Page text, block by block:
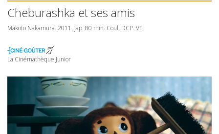
Cheburashka et ses amis
Makoto Nakamura. 2011. Jap. 80 min. Coul. DCP. VF.
La Cinémathèque Junior